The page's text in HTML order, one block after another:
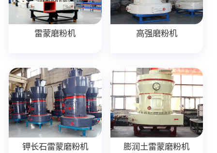
雷蒙磨粉机 高强磨粉机
钾长石雷蒙磨粉机 膨润土雷蒙磨粉机